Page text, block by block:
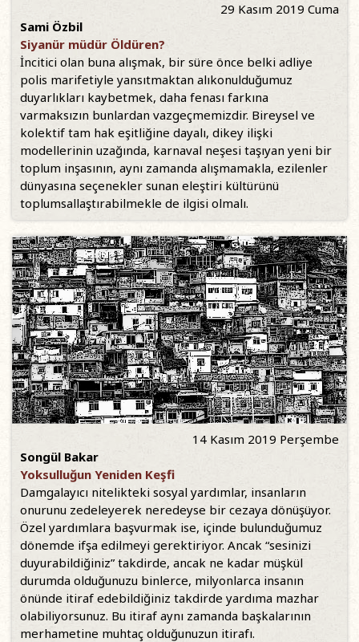
29 Kasım 2019 Cuma
Sami Özbil
Siyanür müdür Öldüren?
İncitici olan buna alışmak, bir süre önce belki adliye
polis marifetiyle yansıtmaktan alıkonulduğumuz
duyarlıkları kaybetmek, daha fenası farkına
varmaksızın bunlardan vazgeçmemizdir. Bireysel ve
kolektif tam hak eşitliğine dayalı, dikey ilişki
modellerinin uzağında, karnaval neşesi taşıyan yeni bir
toplum inşasının, aynı zamanda alışmamakla, ezilenler
dünyasına seçenekler sunan eleştiri kültürünü
toplumsallaştırabilmekle de ilgisi olmalı.
14 Kasım 2019 Perşembe
Songül Bakar
Yoksulluğun Yeniden Keşfi
Damgalayıcı nitelikteki sosyal yardımlar, insanların
onurunu zedeleyerek neredeyse bir cezaya dönüşüyor.
Özel yardımlara başvurmak ise, içinde bulunduğumuz
dönemde ifşa edilmeyi gerektiriyor. Ancak “sesinizi
duyurabildiğiniz” takdirde, ancak ne kadar müşkül
durumda olduğunuzu binlerce, milyonlarca insanın
önünde itiraf edebildiğiniz takdirde yardıma mazhar
olabiliyorsunuz. Bu itiraf aynı zamanda başkalarının
merhametine muhtaç olduğunuzun itirafı.